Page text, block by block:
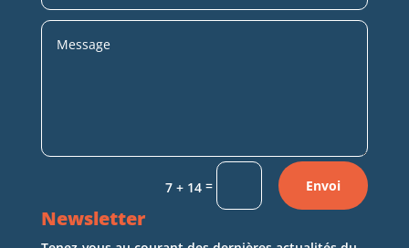
7 + 14 = Envoi
Newsletter